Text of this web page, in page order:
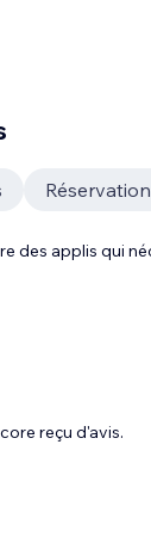
Réservation
des applis qui
reçu d'avis.